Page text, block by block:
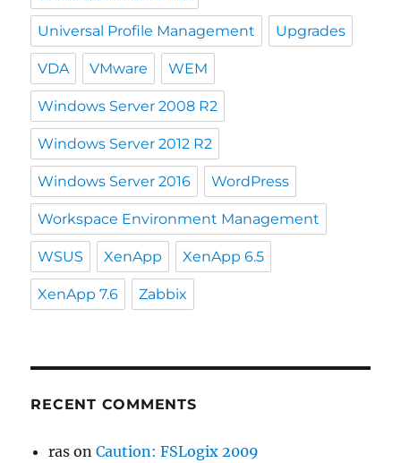
Universal Profile Management Upgrades
VDA VMware WEM
Windows Server 2008 R2
Windows Server 2012 R2
Windows Server 2016 WordPress
Workspace Environment Management
WSUS XenApp XenApp 6.5
XenApp 7.6 Zabbix
RECENT COMMENTS
ras onCaution: FSLogix 2009